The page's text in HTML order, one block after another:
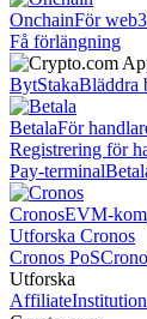
OnchainFör
Få förlängning
BytStakaBläddra
BetalaFör
Registrering för
Pay-terminal
CronosEVM-
Utforska Cronos
Cronos PoS
Utforska
Affiliate